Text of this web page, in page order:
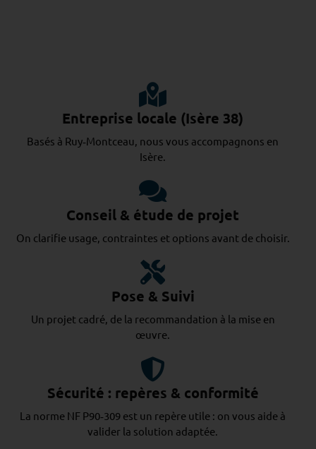
Entreprise locale (Isère 38)
Basés à Ruy‑Montceau, nous vous accompagnons en
Isère.
Conseil & étude de projet
On clarifie usage, contraintes et options avant de choisir.
Pose & Suivi
Un projet cadré, de la recommandation à la mise en
œuvre.
Sécurité : repères & conformité
La norme NF P90‑309 est un repère utile : on vous aide à
valider la solution adaptée.